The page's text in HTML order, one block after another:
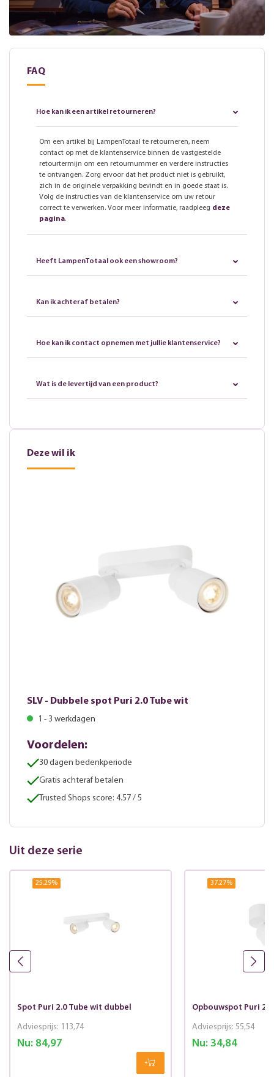
FAQ
Hoe kan ik een artikel retourneren?
Om een artikel bij LampenTotaal te retourneren, neem
contact op met de klantenservice binnen de vastgestelde
retourtermijn om een retournummer en verdere instructies
te ontvangen. Zorg ervoor dat het product niet is gebruikt,
zich in de originele verpakking bevindt en in goede staat is.
Volg de instructies van de klantenservice om uw retour
correct te verwerken. Voor meer informatie, raadpleeg deze
pagina.
Heeft LampenTotaal ook een showroom?
Kan ik achteraf betalen?
Hoe kan ik contact opnemen met jullie klantenservice?
Wat is de levertijd van een product?
Deze wil ik
SLV - Dubbele spot Puri 2.0 Tube wit
1 - 3 werkdagen
Voordelen:
30 dagen bedenkperiode
Gratis achteraf betalen
Trusted Shops score: 4.57 / 5
Uit deze serie
25.29%
Spot Puri 2.0 Tube wit dubbel
Nu:84,97
Adviesprijs: 113,74
37.27%
Opbouwspot Puri
Nu:34,84
Adviesprijs: 55,54